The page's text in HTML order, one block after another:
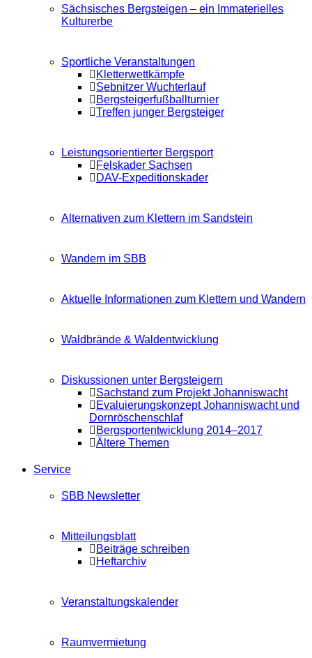
Sächsisches Bergsteigen – ein Immaterielles
Kulturerbe
Sportliche Veranstaltungen
Kletterwettkämpfe
Sebnitzer Wuchterlauf
Bergsteigerfußballturnier
Treffen junger Bergsteiger
Leistungsorientierter Bergsport
Felskader Sachsen
DAV-Expeditionskader
Alternativen zum Klettern im Sandstein
Wandern im SBB
Aktuelle Informationen zum Klettern und Wandern
Waldbrände & Waldentwicklung
Diskussionen unter Bergsteigern
Sachstand zum Projekt Johanniswacht
Evaluierungskonzept Johanniswacht und
Dornröschenschlaf
Bergsportentwicklung 2014–2017
Ältere Themen
Service
SBB Newsletter
Mitteilungsblatt
Beiträge schreiben
Heftarchiv
Veranstaltungskalender
Raumvermietung